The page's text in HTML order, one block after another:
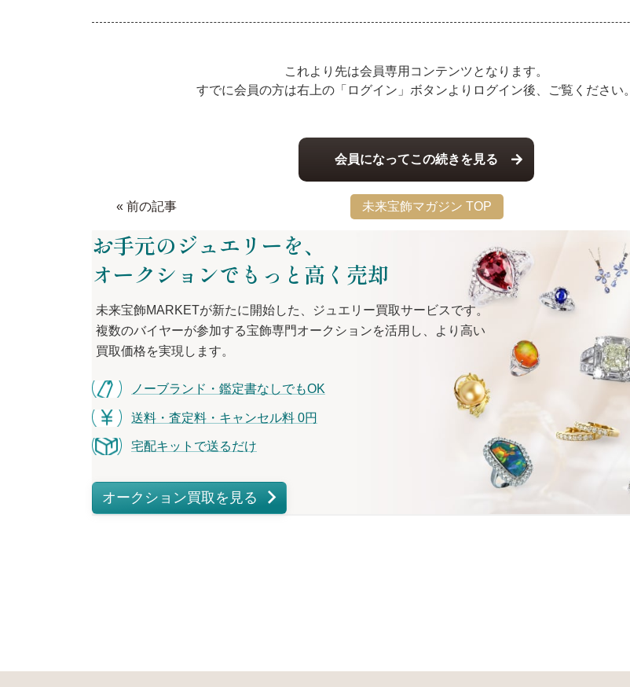
これより先は会員専用コンテンツとなります。
すでに会員の方は右上の「ログイン」ボタンよりログイン後、ご覧ください。
会員になってこの続きを見る
« 前の記事 未来宝飾マガジン TOP
お手元のジュエリーを、
オークションでもっと 高く売却
未来宝飾MARKETが新たに 開始した、
ジュエリー買取サービスです。
複数のバイヤーが参加する宝飾専門オークションを活用し、 より 高い
買取価格を実現します。
ノーブランド・鑑定書なしでもOK
送料・査定料・キャンセル料 0円
宅配キットで送るだけ
オークション買取を見る